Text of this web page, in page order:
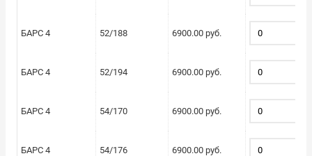
БАРС 4 52/188 6900.00 руб.
БАРС 4 52/194 6900.00 руб.
БАРС 4 54/170 6900.00 руб.
БАРС 4 54/176 6900.00 руб.